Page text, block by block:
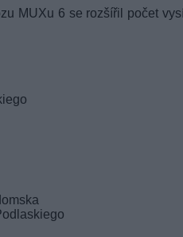
MUXu 6 se rozšířil počet